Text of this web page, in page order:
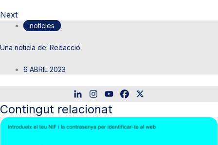
Next
notícies
Redacció
6 ABRIL 2023
Contingut relacionat